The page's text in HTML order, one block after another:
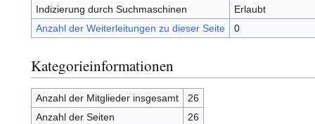
Indizierung durch Suchmaschinen
Erlaubt
Anzahl der Weiterleitungen zu dieser Seite
0
Kategorieinformationen
Anzahl der Mitglieder insgesamt
26
Anzahl der Seiten
26